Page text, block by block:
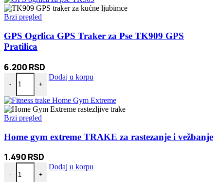
Brzi pregled
GPS Ogrlica GPS Traker za Pse TK909 GPS
Pratilica
6.200 RSD
-
GPS Ogrlica GPS Traker za Pse TK909 GPS Pratilica količina
+
Dodaj u korpu
Brzi pregled
Home gym extreme TRAKE za rastezanje i vežbanje
1.490 RSD
-
Home gym extreme TRAKE za rastezanje i vežbanje količina
+
Dodaj u korpu